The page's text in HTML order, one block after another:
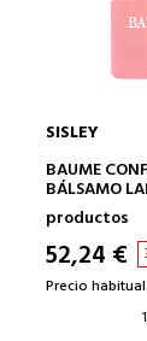
SISLEY
BAUME
BÁLSAMO
productos
52,24 €
Precio